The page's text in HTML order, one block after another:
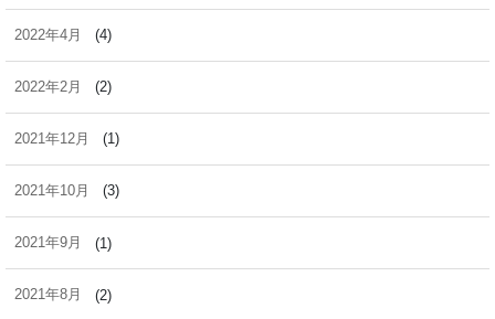
2022年4月 (4)
2022年2月 (2)
2021年12月 (1)
2021年10月 (3)
2021年9月 (1)
2021年8月 (2)